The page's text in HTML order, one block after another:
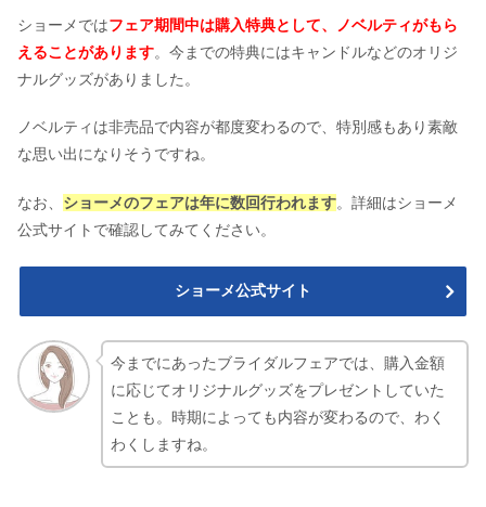
ショーメではフェア期間中は購入特典として、ノベルティがもら
えることがあります。今までの特典にはキャンドルなどのオリジ
ナルグッズがありました。
ノベルティは非売品で内容が都度変わるので、特別感もあり素敵
な思い出になりそうですね。
なお、 ショーメのフェアは年に数回行われます。詳細はショーメ
公式サイトで確認してみてください。
ショーメ公式サイト
今までにあったブライダルフェアでは、購入金額
に応じてオリジナルグッズをプレゼントしていた
ことも。時期によっても内容が変わるので、わく
わくしますね。